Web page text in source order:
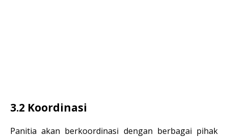
3.2 Koordinasi
Panitia akan berkoordinasi dengan berbagai pihak